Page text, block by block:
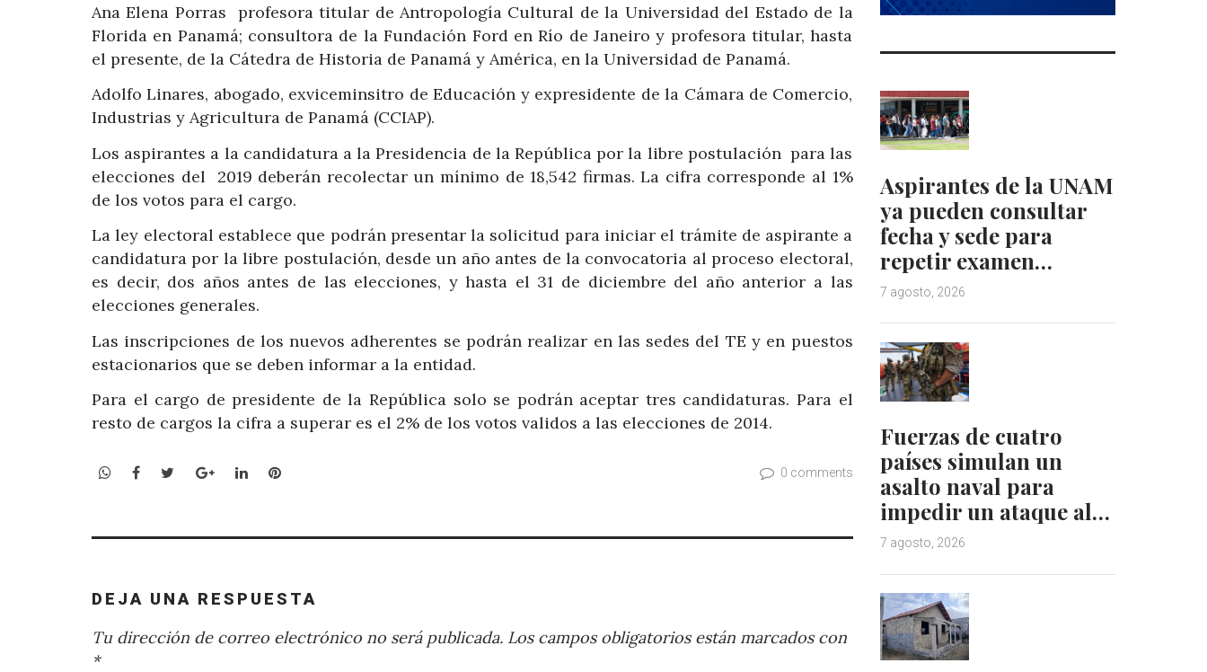
Ana Elena Porras profesora titular de Antropología Cultural de la Universidad del Estado de la
Florida en Panamá; consultora de la Fundación Ford en Río de Janeiro y profesora titular, hasta
el presente, de la Cátedra de Historia de Panamá y América, en la Universidad de Panamá.
Adolfo Linares, abogado, exviceminsitro de Educación y expresidente de la Cámara de Comercio,
Industrias y Agricultura de Panamá (CCIAP).
Los aspirantes a la candidatura a la Presidencia de la República por la libre postulación para las
elecciones del 2019 deberán recolectar un mínimo de 18,542 firmas. La cifra corresponde al 1%
de los votos para el cargo.
La ley electoral establece que podrán presentar la solicitud para iniciar el trámite de aspirante a
candidatura por la libre postulación, desde un año antes de la convocatoria al proceso electoral,
es decir, dos años antes de las elecciones, y hasta el 31 de diciembre del año anterior a las
elecciones generales.
Las inscripciones de los nuevos adherentes se podrán realizar en las sedes del TE y en puestos
estacionarios que se deben informar a la entidad.
Para el cargo de presidente de la República solo se podrán aceptar tres candidaturas. Para el
resto de cargos la cifra a superar es el 2% de los votos validos a las elecciones de 2014.
WhatsApp
Facebook
TwitterGoogle+LinkedInPinterest 0 comments
DEJA UNA RESPUESTA
Tu dirección de correo electrónico no será publicada. Los campos obligatorios están marcados con
*
Aspirantes de la UNAM
ya pueden consultar
fecha y sede para
repetir examen…
7 agosto, 2026
Fuerzas de cuatro
países simulan un
asalto naval para
impedir un ataque al…
7 agosto, 2026